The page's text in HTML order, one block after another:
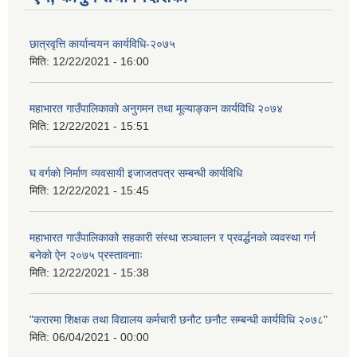
छात्रवृत्ति कार्यान्वयन कार्यविधि-२०७५
मिति: 12/22/2021 - 16:00
महाभारत गाउँपालिकाकाे अनुगमन तथा मूल्याङ्कन कार्यविधि ‍‍२०७४
मिति: 12/22/2021 - 15:51
घ वर्गकाे निर्माण व्यवसायी इजाजतपत्र सम्बन्धी कार्यविधि
मिति: 12/22/2021 - 15:45
महाभारत गाउँपालिकाको सहकारी संस्था सञ्चालन र प्रवर्द्धनको व्यवस्था गर्न
बनेकाे ऐन २०७५ प्रस्तावनााः
मिति: 12/22/2021 - 15:38
"करारमा शिक्षक तथा विद्यालय कर्मचारी छनौट छनौट सम्बन्धी कार्यविधि २०७८"
मिति: 06/04/2021 - 00:00